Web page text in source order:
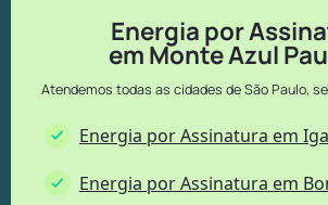
Energia por
em Monte Azul
Atendemos todas as cidades de São Paulo,
Energia por Assinatura em
Energia por Assinatura em